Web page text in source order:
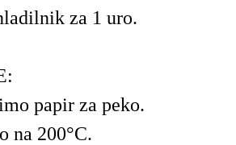
za 1 uro.
papir za peko.
na 200°C.